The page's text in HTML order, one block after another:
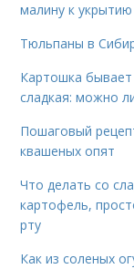
малину к
Тюльпаны в
Картошка
сладкая: можно
Пошаговый
квашеных опят
Что делать со
картофель,
рту
Как из соленых